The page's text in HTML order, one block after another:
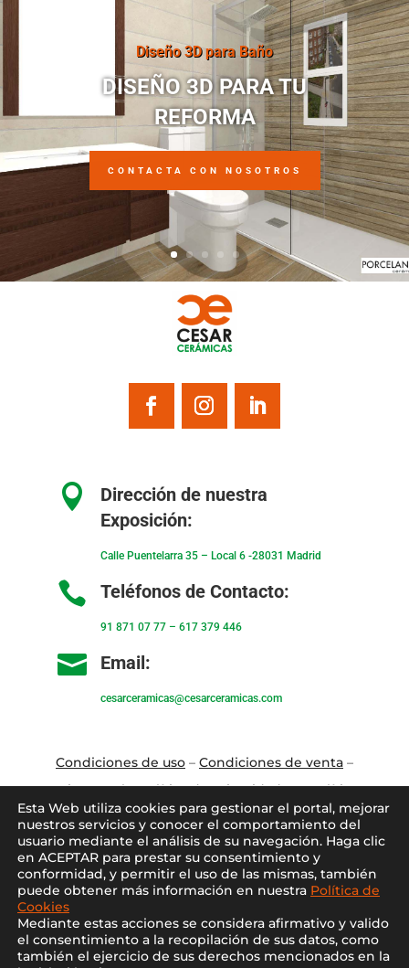
Diseño 3D para Baño
DISEÑO 3D PARA TU
REFORMA
CONTACTA CON NOSOTROS

Dirección de nuestra
Exposición:
Calle Puentelarra 35 – Local 6 -28031 Madrid
 Teléfonos de Contacto:
91 871 07 77– 617 379 446
 Email:
cesarceramicas@cesarceramicas.com
Condiciones de uso– Condiciones de venta–
Aviso Legal–Política de privacidad –Política
de cookies
Blog–Contacto–Conócenos –Mi Cuenta
Esta Web utiliza cookies para gestionar el portal, mejorar
nuestros servicios y conocer el comportamiento del
usuario mediante el análisis de su navegación. Haga clic
en ACEPTAR para prestar su consentimiento y
conformidad, y permitir el uso de las mismas, también
puede obtener más información en nuestra Política de
Cookies
Mediante estas acciones se considera afirmativo y valido
el consentimiento a la recopilación de sus datos, como
también el ejercicio de sus derechos mencionados en la